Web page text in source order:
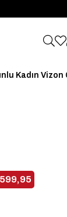
Kadın Vizon